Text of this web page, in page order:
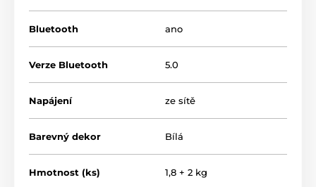
Bluetooth ano
Verze Bluetooth 5.0
Napájení ze sítě
Barevný dekor Bílá
Hmotnost (ks) 1,8 + 2 kg